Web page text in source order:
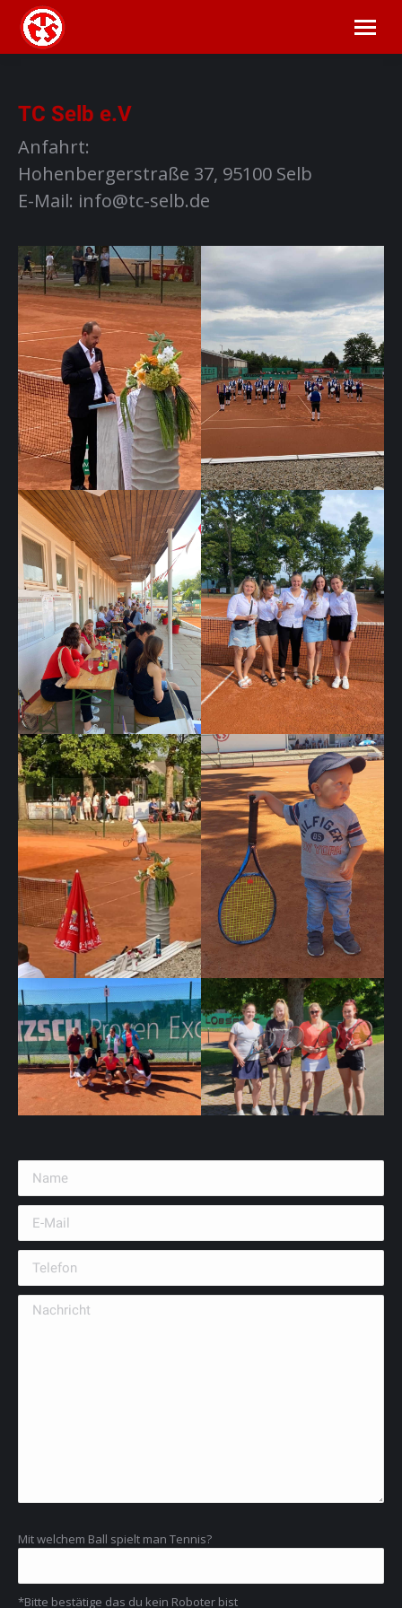
TC Selb e.V
Anfahrt:
Hohenbergerstraße 37, 95100 Selb
E-Mail: info@tc-selb.de
Mit welchem Ball spielt man Tennis?
*Bitte bestätige das du kein Roboter bist